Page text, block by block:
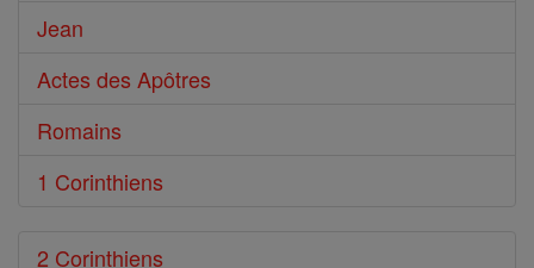
Jean
Actes des Apôtres
Romains
1 Corinthiens
2 Corinthiens